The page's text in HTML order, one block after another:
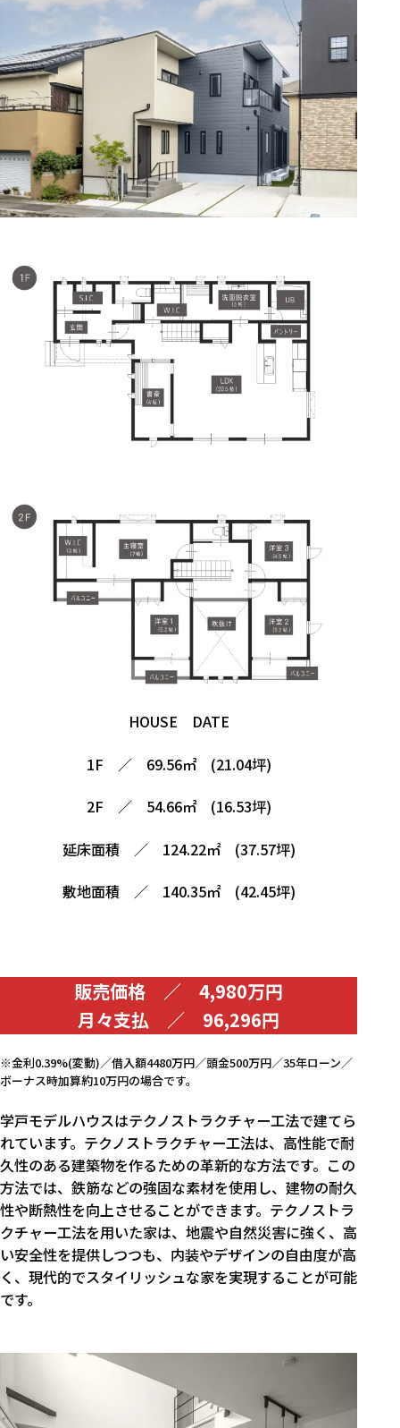
HOUSE DATE
1F ／ 69.56㎡ (21.04坪)
2F ／ 54.66㎡ (16.53坪)
延床面積 ／ 124.22㎡ (37.57坪)
敷地面積 ／ 140.35㎡ (42.45坪)
販売価格 ／ 4,980万円
月々支払 ／ 96,296円
※金利0.39%(変動)／借入額4480万円／頭金500万円／35年ローン／
ボーナス時加算約10万円の場合です。
学戸モデルハウスはテクノストラクチャー工法で建てら
れています。テクノストラクチャー工法は、高性能で耐
久性のある建築物を作るための革新的な方法です。この
方法では、鉄筋などの強固な素材を使用し、建物の耐久
性や断熱性を向上させることができます。テクノストラ
クチャー工法を用いた家は、地震や自然災害に強く、高
い安全性を提供しつつも、内装やデザインの自由度が高
く、現代的でスタイリッシュな家を実現することが可能
です。